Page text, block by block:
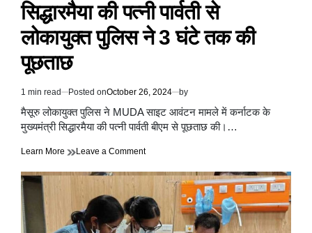
सिद्धारमैया की पत्नी पार्वती से
लोकायुक्त पुलिस ने 3 घंटे तक की
पूछताछ
Estimated
read
time
1 min read Posted onOctober 26, 2024 by
मैसूरु लोकायुक्त पुलिस ने MUDA साइट आवंटन मामले में कर्नाटक के
मुख्यमंत्री सिद्धारमैया की पत्नी पार्वती बीएम से पूछताछ की।…
Learn More Leave a Commenton
स्कैम
में
बड़ा
एक्शन,